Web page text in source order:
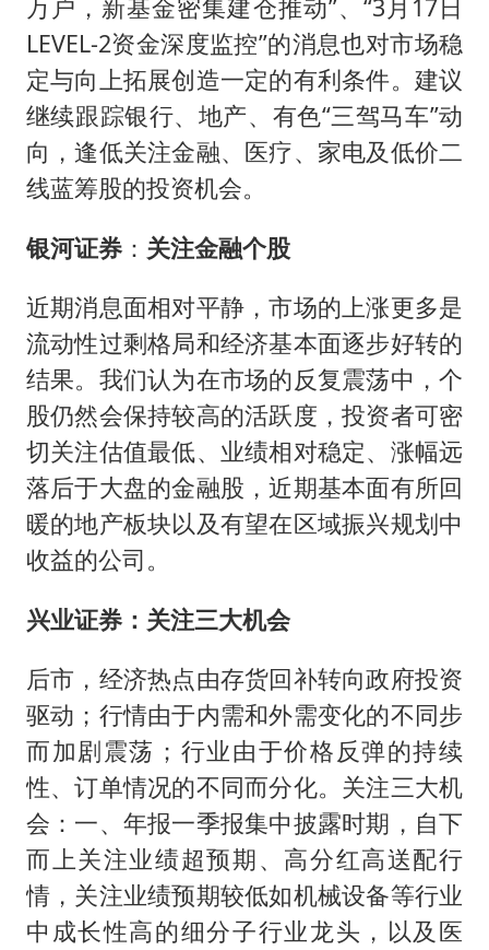
万户，新基金密集建仓推动”、“3月17日
LEVEL-2资金深度监控”的消息也对市场稳
定与向上拓展创造一定的有利条件。建议
继续跟踪银行、地产、有色“三驾马车”动
向，逢低关注金融、医疗、家电及低价二
线蓝筹股的投资机会。
银河证券： 关注金融个股
近期消息面相对平静，市场的上涨更多是
流动性过剩格局和经济基本面逐步好转的
结果。我们认为在市场的反复震荡中，个
股仍然会保持较高的活跃度，投资者可密
切关注估值最低、业绩相对稳定、涨幅远
落后于大盘的金融股，近期基本面有所回
暖的地产板块以及有望在区域振兴规划中
收益的公司。
兴业证券：关注三大机会
后市，经济热点由存货回补转向政府投资
驱动；行情由于内需和外需变化的不同步
而加剧震荡；行业由于价格反弹的持续
性、订单情况的不同而分化。关注三大机
会：一、年报一季报集中披露时期，自下
而上关注业绩超预期、高分红高送配行
情，关注业绩预期较低如机械设备等行业
中成长性高的细分子行业龙头，以及医